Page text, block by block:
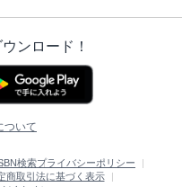
ンロード！
ついて
検索プライバシーポリシー
商取引法に基づく表示